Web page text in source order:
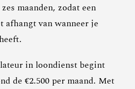
maanden, zodat een
afhangt van wanneer je
in loondienst begint
de €2.500 per maand. Met